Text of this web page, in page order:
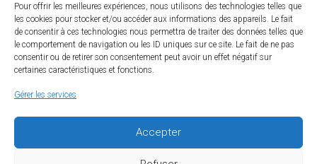
Pour offrir les meilleures expériences, nous utilisons des technologies telles que
les cookies pour stocker et/ou accéder aux informations des appareils. Le fait
de consentir à ces technologies nous permettra de traiter des données telles que
le comportement de navigation ou les ID uniques sur ce site. Le fait de ne pas
consentir ou de retirer son consentement peut avoir un effet négatif sur
certaines caractéristiques et fonctions.
Gérer les services
Accepter